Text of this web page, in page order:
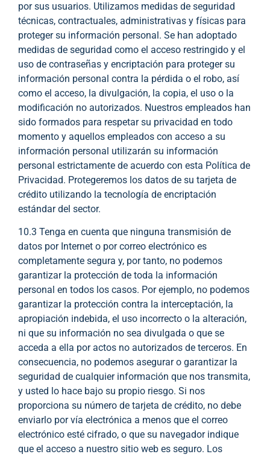
por sus usuarios. Utilizamos medidas de seguridad
técnicas, contractuales, administrativas y físicas para
proteger su información personal. Se han adoptado
medidas de seguridad como el acceso restringido y el
uso de contraseñas y encriptación para proteger su
información personal contra la pérdida o el robo, así
como el acceso, la divulgación, la copia, el uso o la
modificación no autorizados. Nuestros empleados han
sido formados para respetar su privacidad en todo
momento y aquellos empleados con acceso a su
información personal utilizarán su información
personal estrictamente de acuerdo con esta Política de
Privacidad. Protegeremos los datos de su tarjeta de
crédito utilizando la tecnología de encriptación
estándar del sector.
10.3 Tenga en cuenta que ninguna transmisión de
datos por Internet o por correo electrónico es
completamente segura y, por tanto, no podemos
garantizar la protección de toda la información
personal en todos los casos. Por ejemplo, no podemos
garantizar la protección contra la interceptación, la
apropiación indebida, el uso incorrecto o la alteración,
ni que su información no sea divulgada o que se
acceda a ella por actos no autorizados de terceros. En
consecuencia, no podemos asegurar o garantizar la
seguridad de cualquier información que nos transmita,
y usted lo hace bajo su propio riesgo. Si nos
proporciona su número de tarjeta de crédito, no debe
enviarlo por vía electrónica a menos que el correo
electrónico esté cifrado, o que su navegador indique
que el acceso a nuestro sitio web es seguro. Los